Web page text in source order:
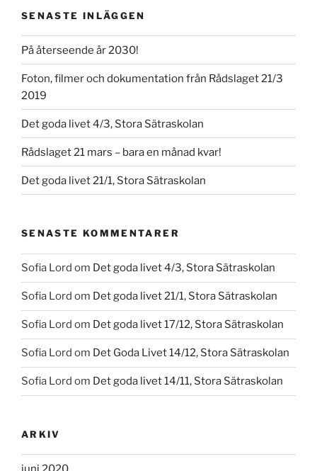
SENASTE INLÄGGEN
På återseende år 2030!
Foton, filmer och dokumentation från Rådslaget 21/3
2019
Det goda livet 4/3, Stora Sätraskolan
Rådslaget 21 mars – bara en månad kvar!
Det goda livet 21/1, Stora Sätraskolan
SENASTE KOMMENTARER
Sofia Lord om Det goda livet 4/3, Stora Sätraskolan
Sofia Lord om Det goda livet 21/1, Stora Sätraskolan
Sofia Lord om Det goda livet 17/12, Stora Sätraskolan
Sofia Lord om Det Goda Livet 14/12, Stora Sätraskolan
Sofia Lord om Det goda livet 14/11, Stora Sätraskolan
ARKIV